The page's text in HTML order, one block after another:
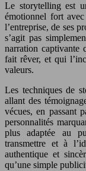
Le storytelling est
émotionnel fort
l’entreprise, de ses
s’agit pas
narration
fait rêver, et qui
valeurs.
Les techniques de
allant des
vécues, en passant
personnalités
plus adaptée au
transmettre et à
authentique et
qu’une simple